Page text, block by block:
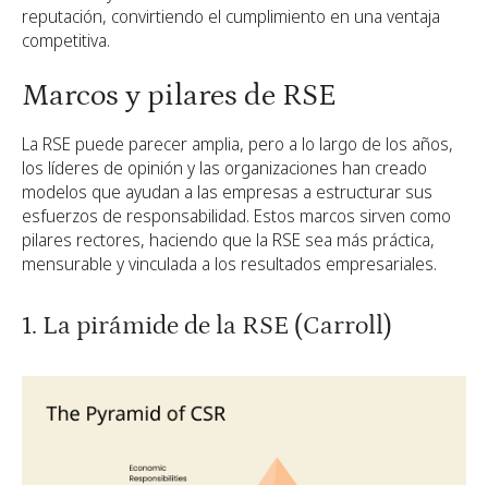
reputación, convirtiendo el cumplimiento en una ventaja
competitiva.
Marcos y pilares de RSE
La RSE puede parecer amplia, pero a lo largo de los años,
los líderes de opinión y las organizaciones han creado
modelos que ayudan a las empresas a estructurar sus
esfuerzos de responsabilidad. Estos marcos sirven como
pilares rectores, haciendo que la RSE sea más práctica,
mensurable y vinculada a los resultados empresariales.
1. La pirámide de la RSE (Carroll)